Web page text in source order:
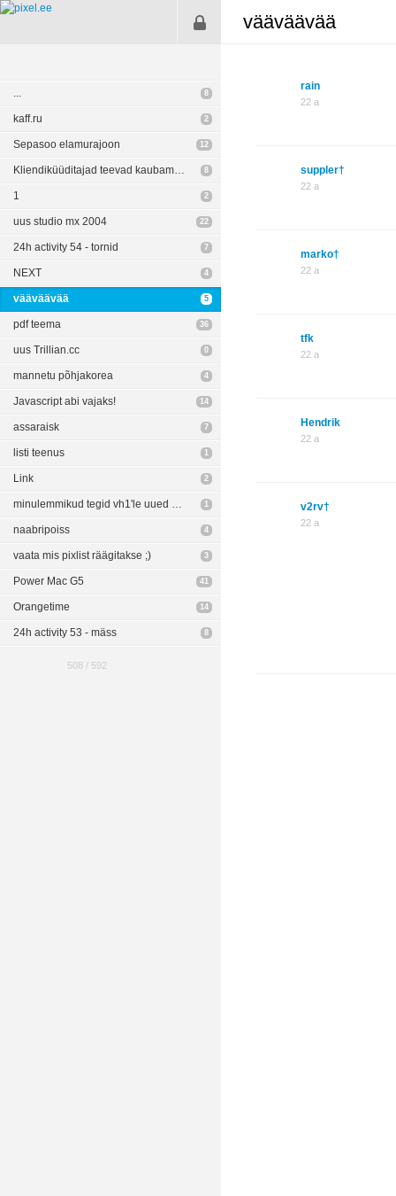
... 8
kaff.ru 2
Sepasoo elamurajoon 12
Kliendiküüditajad teevad kaubamärki 8
1 2
uus studio mx 2004 22
24h activity 54 - tornid 7
NEXT 4
vääväävää 5
pdf teema 36
uus Trillian.cc 0
mannetu põhjakorea 4
Javascript abi vajaks! 14
assaraisk 7
listi teenus 1
Link 2
minulemmikud tegid vh1'le uued klipid. 1
naabripoiss 4
vaata mis pixlist räägitakse ;) 3
Power Mac G5 41
Orangetime 14
24h activity 53 - mäss 8
508 / 592
vääväävää
rain
22 a
suppler†
22 a
marko†
22 a
tfk
22 a
Hendrik
22 a
v2rv†
22 a